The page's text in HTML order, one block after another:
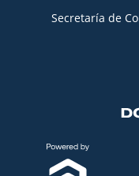
Secretaría de